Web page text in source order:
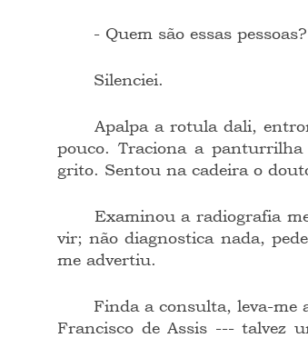
- Quem são essas pessoas?
	Silenciei.
pouco. Traciona a
grito. Sentou na cadeira o
vir; não diagnostica nada,
me advertiu.
Francisco de Assis --- talvez